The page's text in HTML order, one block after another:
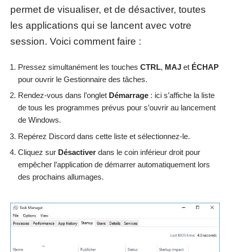
permet de visualiser, et de désactiver, toutes
les applications qui se lancent avec votre
session. Voici comment faire :
Pressez simultanément les touches CTRL, MAJ et ÉCHAP
pour ouvrir le Gestionnaire des tâches.
Rendez-vous dans l’onglet Démarrage : ici s’affiche la liste
de tous les programmes prévus pour s’ouvrir au lancement
de Windows.
Repérez Discord dans cette liste et sélectionnez-le.
Cliquez sur Désactiver dans le coin inférieur droit pour
empêcher l’application de démarrer automatiquement lors
des prochains allumages.